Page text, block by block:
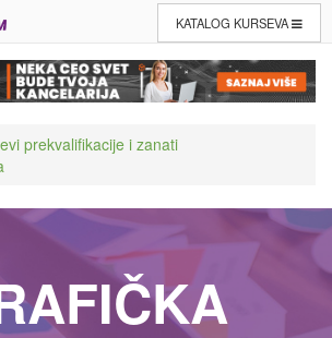
KATALOG KURSEVA
prekvalifikacije i zanati